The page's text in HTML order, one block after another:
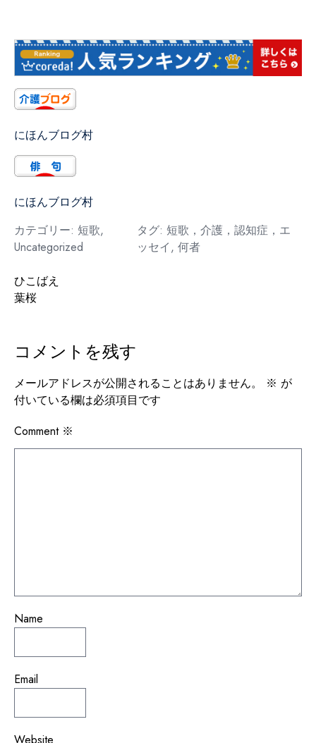
にほんブログ村
にほんブログ村
カテゴリー: 短歌,
Uncategorized
タグ:短歌，介護，認知症，エ
ッセイ,何者
投
稿
ビ
ゲ
ー
シ
ひこばえ
葉桜
コメントを残す
メールアドレスが公開されることはありません。 ※ が
付いている欄は必須項目です
Comment ※
Name
Email